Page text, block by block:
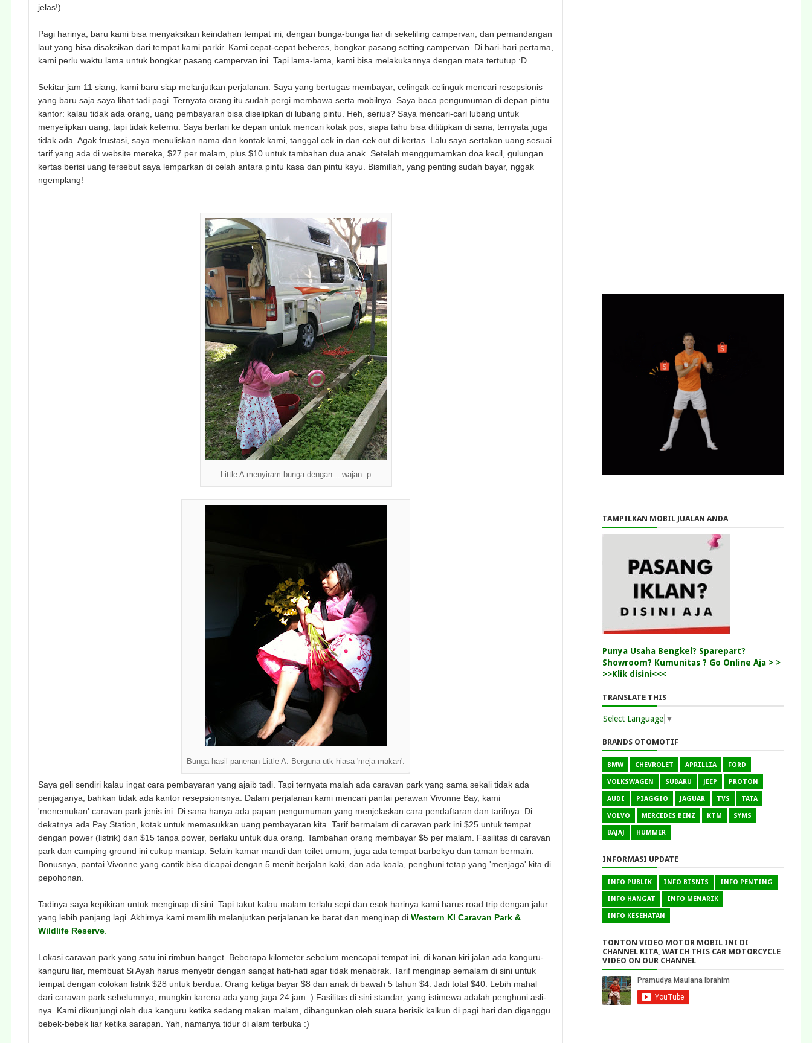
jelas!).
Pagi harinya, baru kami bisa menyaksikan keindahan tempat ini, dengan bunga-bunga liar di sekeliling campervan, dan pemandangan
laut yang bisa disaksikan dari tempat kami parkir. Kami cepat-cepat beberes, bongkar pasang setting campervan. Di hari-hari pertama,
kami perlu waktu lama untuk bongkar pasang campervan ini. Tapi lama-lama, kami bisa melakukannya dengan mata tertutup :D
Sekitar jam 11 siang, kami baru siap melanjutkan perjalanan. Saya yang bertugas membayar, celingak-celinguk mencari resepsionis
yang baru saja saya lihat tadi pagi. Ternyata orang itu sudah pergi membawa serta mobilnya. Saya baca pengumuman di depan pintu
kantor: kalau tidak ada orang, uang pembayaran bisa diselipkan di lubang pintu. Heh, serius? Saya mencari-cari lubang untuk
menyelipkan uang, tapi tidak ketemu. Saya berlari ke depan untuk mencari kotak pos, siapa tahu bisa dititipkan di sana, ternyata juga
tidak ada. Agak frustasi, saya menuliskan nama dan kontak kami, tanggal cek in dan cek out di kertas. Lalu saya sertakan uang sesuai
tarif yang ada di website mereka, $27 per malam, plus $10 untuk tambahan dua anak. Setelah menggumamkan doa kecil, gulungan
kertas berisi uang tersebut saya lemparkan di celah antara pintu kasa dan pintu kayu. Bismillah, yang penting sudah bayar, nggak
ngemplang!
Little A menyiram bunga dengan... wajan :p
Bunga hasil panenan Little A. Berguna utk hiasa 'meja makan'.
Saya geli sendiri kalau ingat cara pembayaran yang ajaib tadi. Tapi ternyata malah ada caravan park yang sama sekali tidak ada
penjaganya, bahkan tidak ada kantor resepsionisnya. Dalam perjalanan kami mencari pantai perawan Vivonne Bay, kami
'menemukan' caravan park jenis ini. Di sana hanya ada papan pengumuman yang menjelaskan cara pendaftaran dan tarifnya. Di
dekatnya ada Pay Station, kotak untuk memasukkan uang pembayaran kita. Tarif bermalam di caravan park ini $25 untuk tempat
dengan power (listrik) dan $15 tanpa power, berlaku untuk dua orang. Tambahan orang membayar $5 per malam. Fasilitas di caravan
park dan camping ground ini cukup mantap. Selain kamar mandi dan toilet umum, juga ada tempat barbekyu dan taman bermain.
Bonusnya, pantai Vivonne yang cantik bisa dicapai dengan 5 menit berjalan kaki, dan ada koala, penghuni tetap yang 'menjaga' kita di
pepohonan.
Tadinya saya kepikiran untuk menginap di sini. Tapi takut kalau malam terlalu sepi dan esok harinya kami harus road trip dengan jalur
yang lebih panjang lagi. Akhirnya kami memilih melanjutkan perjalanan ke barat dan menginap di Western KI Caravan Park &
Wildlife Reserve
Lokasi caravan park yang satu ini rimbun banget. Beberapa kilometer sebelum mencapai tempat ini, di kanan kiri jalan ada kanguru-
kanguru liar, membuat Si Ayah harus menyetir dengan sangat hati-hati agar tidak menabrak. Tarif menginap semalam di sini untuk
tempat dengan colokan listrik $28 untuk berdua. Orang ketiga bayar $8 dan anak di bawah 5 tahun $4. Jadi total $40. Lebih mahal
dari caravan park sebelumnya, mungkin karena ada yang jaga 24 jam :) Fasilitas di sini standar, yang istimewa adalah penghuni asli-
nya. Kami dikunjungi oleh dua kanguru ketika sedang makan malam, dibangunkan oleh suara berisik kalkun di pagi hari dan diganggu
bebek-bebek liar ketika sarapan. Yah, namanya tidur di alam terbuka :)
TAMPILKAN MOBIL JUALAN ANDA
Punya Usaha Bengkel? Sparepart?
Showroom? Kumunitas ? Go Online Aja > >
>>Klik disini<<<
TRANSLATE THIS
Select Language ▼
BRANDS OTOMOTIF
BMW CHEVROLET APRILLIA FORD
VOLKSWAGEN SUBARU JEEP PROTON
AUDI PIAGGIO JAGUAR TVS TATA
VOLVO MERCEDES BENZ KTM SYMS
BAJAJ HUMMER
INFORMASI UPDATE
INFO PUBLIK INFO BISNIS INFO PENTING
INFO HANGAT INFO MENARIK
INFO KESEHATAN
TONTON VIDEO MOTOR MOBIL INI DI
CHANNEL KITA, WATCH THIS CAR MOTORCYCLE
VIDEO ON OUR CHANNEL